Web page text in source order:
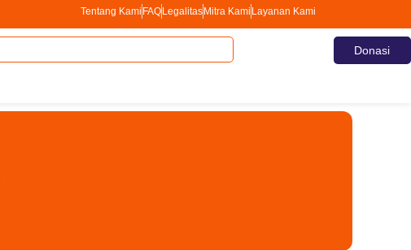
Tentang Kami FAQ Legalitas Mitra Kami Layanan Kami
Donasi